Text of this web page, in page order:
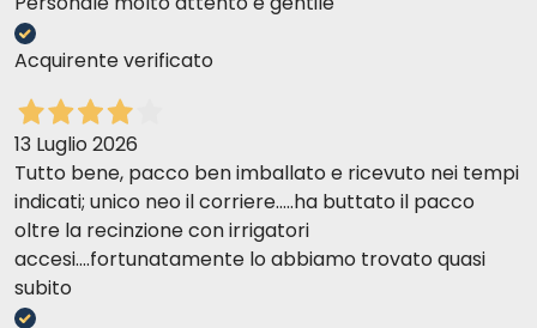
Acquirente verificato
13 Luglio 2026
Tutto bene, pacco ben imballato e ricevuto nei tempi
indicati; unico neo il corriere.....ha buttato il pacco
oltre la recinzione con irrigatori
accesi....fortunatamente lo abbiamo trovato quasi
subito